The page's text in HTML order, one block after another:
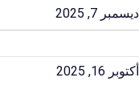
ديسمبر 7, 2025
أكتوبر 16, 2025